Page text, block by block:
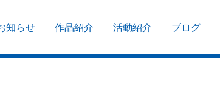
知らせ 作品紹介 活動紹介 ブログ